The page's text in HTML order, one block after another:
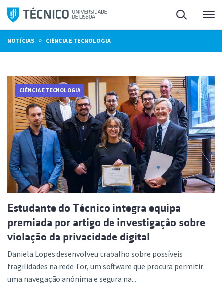
Saltar
para
o
conteúdo
Pesquisa
NOTÍCIAS » CIÊNCIA E TECNOLOGIA
CIÊNCIA E TECNOLOGIA
Estudante do Técnico integra equipa
premiada por artigo de investigação sobre
violação da privacidade digital
Daniela Lopes desenvolveu trabalho sobre possíveis
fragilidades na rede Tor, um software que procura permitir
uma navegação anónima e segura na...